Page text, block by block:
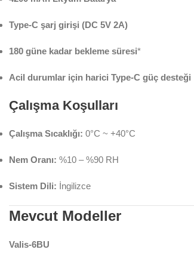
Type-C şarj girişi (DC 5V 2A)
180 güne kadar bekleme süresi*
Acil durumlar için harici Type-C güç desteği
Çalışma Koşulları
Çalışma Sıcaklığı: 0°C ~ +40°C
Nem Oranı: %10 – %90 RH
Sistem Dili: İngilizce
Mevcut Modeller
Valis-6BU